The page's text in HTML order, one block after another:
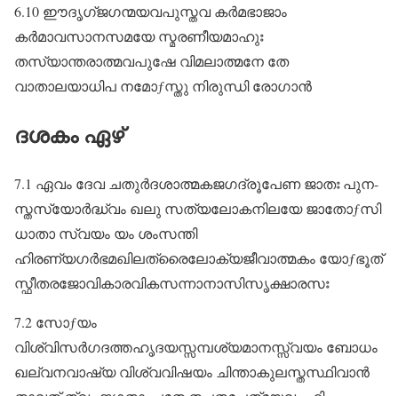
6.10 ഈദൃഗ്ജഗന്മയവപുസ്തവ കർമഭാജാം
കർമാവസാനസമയേ സ്മരണീയമാഹുഃ
തസ്യാന്തരാത്മവപുഷേ വിമലാത്മനേ തേ
വാതാലയാധിപ നമോƒസ്തു നിരുന്ധി രോഗാൻ
ദശകം ഏഴ്
7.1 ഏവം ദേവ ചതുർദശാത്മകജഗദ്രൂപേണ ജാതഃ പുന-
സ്തസ്യോർദ്ധ്വം ഖലു സത്യലോകനിലയേ ജാതോƒസി
ധാതാ സ്വയം യം ശംസന്തി
ഹിരണ്യഗർഭമഖിലത്രൈലോക്യജീവാത്മകം യോƒഭൂത്‌
സ്ഫീതരജോവികാരവികസന്നാനാസിസൃക്ഷാരസഃ
7.2 സോƒയം
വിശ്വിസർഗദത്തഹൃദയസ്സമ്പശ്യമാനസ്സ്വയം ബോധം
ഖല്വനവാഷ്യ വിശ്വവിഷയം ചിന്താകുലസ്തസ്ഥിവാൻ